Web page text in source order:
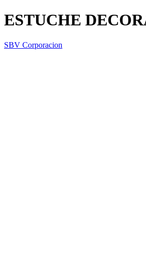
ESTUCHE
SBV Corporacion